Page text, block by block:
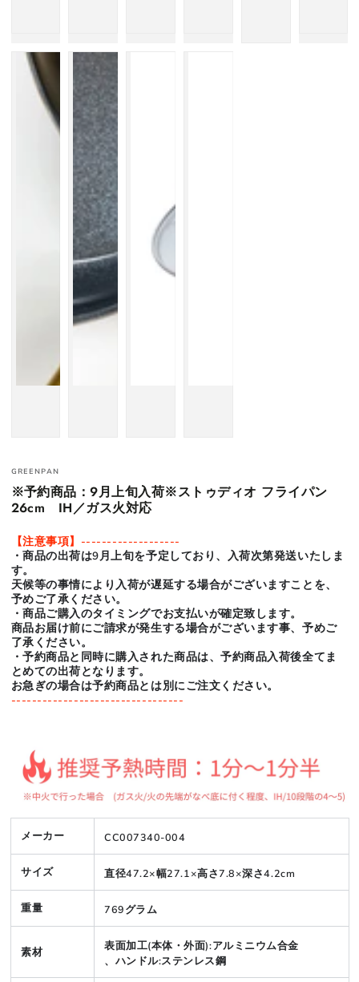
GREENPAN
※予約商品：9月上旬入荷※ストゥディオ フライパン
26cm IH／ガス火対応
【注意事項】-------------------
・商品の出荷は9月上旬を予定しており、入荷次第発送いたしま
す。
天候等の事情により入荷が遅延する場合がございますことを、
予めご了承ください。
・商品ご購入のタイミングでお支払いが確定致します。
商品お届け前にご請求が発生する場合がございます事、予めご
了承ください。
・予約商品と同時に購入された商品は、予約商品入荷後全てま
とめての出荷となります。
お急ぎの場合は予約商品とは別にご注文ください。
---------------------------------
メーカー CC007340-004
サイズ 直径47.2×幅27.1×高さ7.8×深さ4.2cm
重量 769グラム
素材
表面加工(本体・外面):アルミニウム合金
、ハンドル:ステンレス鋼